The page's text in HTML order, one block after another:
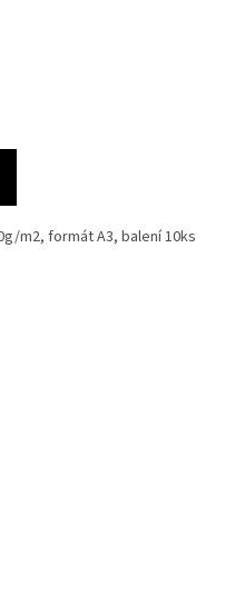
m2, formát A3, balení 10ks